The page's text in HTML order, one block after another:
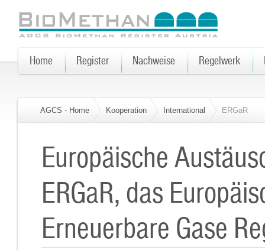
AGCS - Home Kooperation International ERGaR
Europäische
ERGaR, das
Erneuerbare Gase
Home Register Nachweise Regelwerk